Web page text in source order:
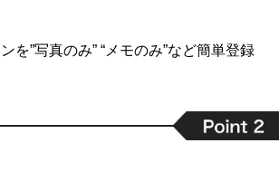
を”写真のみ” “メモのみ”など簡単登録